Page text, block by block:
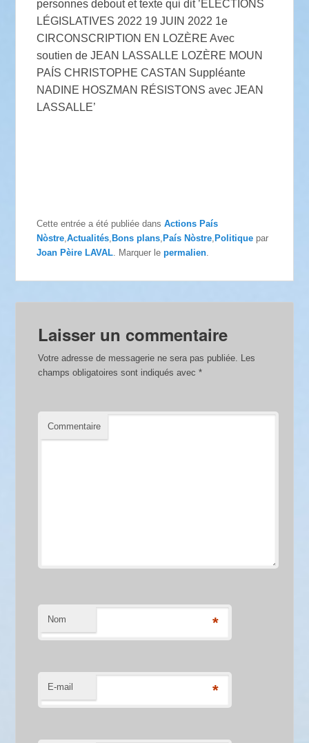
Cette entrée a été publiée dansActions País
Nòstre ,Actualités Bons plans País Nòstre Politique par
Joan Pèire LAVAL . Marquer lepermalien
Laisser un commentaire
Votre adresse de messagerie ne sera pas publiée.
Les
champs obligatoires sont indiqués avec*
Commentaire
Nom *
E-mail *